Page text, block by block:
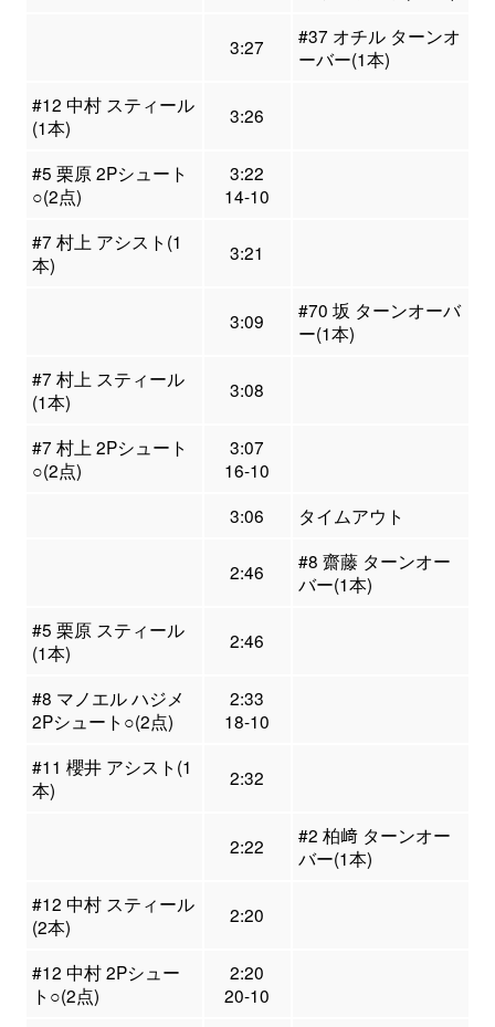
3:27
#37 オチル ターンオ
ーバー(1本)
#12 中村 スティール
(1本)
3:26
#5 栗原 2Pシュート
○(2点)
3:22
14-10
#7 村上 アシスト(1
本)
3:21
3:09
#70 坂 ターンオーバ
ー(1本)
#7 村上 スティール
(1本)
3:08
#7 村上 2Pシュート
○(2点)
3:07
16-10
3:06
タイムアウト
2:46
#8 齋藤 ターンオー
バー(1本)
#5 栗原 スティール
(1本)
2:46
#8 マノエル ハジメ
2Pシュート○(2点)
2:33
18-10
#11 櫻井 アシスト(1
本)
2:32
2:22
#2 柏﨑 ターンオー
バー(1本)
#12 中村 スティール
(2本)
2:20
#12 中村 2Pシュー
ト○(2点)
2:20
20-10